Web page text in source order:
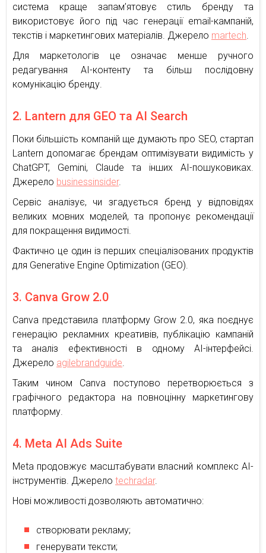
система краще запам’ятовує стиль бренду та
використовує його під час генерації email-кампаній,
текстів і маркетингових матеріалів. Джерело martech
Для маркетологів це означає менше ручного
редагування AI-контенту та більш послідовну
комунікацію бренду.
2. Lantern для GEO та AI Search
Поки більшість компаній ще думають про SEO, стартап
Lantern допомагає брендам оптимізувати видимість у
ChatGPT, Gemini, Claude та інших AI-пошуковиках.
Джерело businessinsider.
Сервіс аналізує, чи згадується бренд у відповідях
великих мовних моделей, та пропонує рекомендації
для покращення видимості.
Фактично це один із перших спеціалізованих продуктів
для Generative Engine Optimization (GEO).
3. Canva Grow 2.0
Canva представила платформу Grow 2.0, яка поєднує
генерацію рекламних креативів, публікацію кампаній
та аналіз ефективності в одному AI-інтерфейсі.
Джерело agilebrandguide
Таким чином Canva поступово перетворюється з
графічного редактора на повноцінну маркетингову
платформу.
4. Meta AI Ads Suite
Meta продовжує масштабувати власний комплекс AI-
інструментів. Джерело techradar.
Нові можливості дозволяють автоматично:
створювати рекламу;
генерувати тексти;